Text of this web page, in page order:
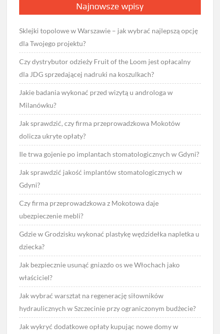
Najnowsze wpisy
Sklejki topolowe w Warszawie – jak wybrać najlepszą opcję
dla Twojego projektu?
Czy dystrybutor odzieży Fruit of the Loom jest opłacalny
dla JDG sprzedającej nadruki na koszulkach?
Jakie badania wykonać przed wizytą u androloga w
Milanówku?
Jak sprawdzić, czy firma przeprowadzkowa Mokotów
dolicza ukryte opłaty?
Ile trwa gojenie po implantach stomatologicznych w Gdyni?
Jak sprawdzić jakość implantów stomatologicznych w
Gdyni?
Czy firma przeprowadzkowa z Mokotowa daje
ubezpieczenie mebli?
Gdzie w Grodzisku wykonać plastykę wędzidełka napletka u
dziecka?
Jak bezpiecznie usunąć gniazdo os we Włochach jako
właściciel?
Jak wybrać warsztat na regenerację siłowników
hydraulicznych w Szczecinie przy ograniczonym budżecie?
Jak wykryć dodatkowe opłaty kupując nowe domy w